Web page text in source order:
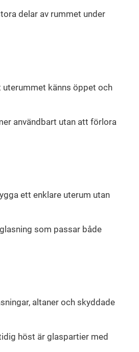
delar av rummet under
känns öppet och
användbart utan att förlora
ett enklare uterum utan
som passar både
altaner och skyddade
höst är glaspartier med